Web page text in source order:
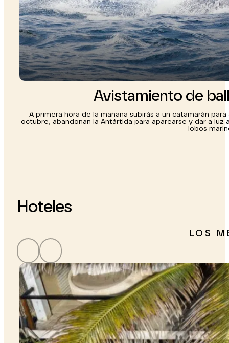
Avistamiento de
A primera hora de la mañana subirás a un catamarán
octubre, abandonan la Antártida para aparearse y dar a luz
lobos
Hoteles
LOS